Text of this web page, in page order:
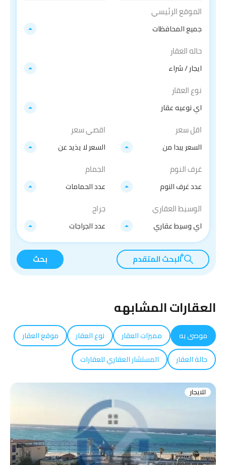
الموقع الرئيسي
جميع المحافظات
حاله العقار
ايجار / شراء
نوع العقار
اي نوعيه عقار
اقل سعر
السعر يبدا من
اقصي سعر
السعر لا يذيد عن
غرف النوم
عدد غرف النوم
الجمام
عدد الحمامات
الوسيط العقاري
اي وسيط عقاري
جراج
عدد الجراجات
البحث المتقدم بحث
العقارات المشابهه
موصى به مميزات العقار نوع العقار
موقع العقار
حالة العقار
المستشار العقاري للعقارات
للايجار